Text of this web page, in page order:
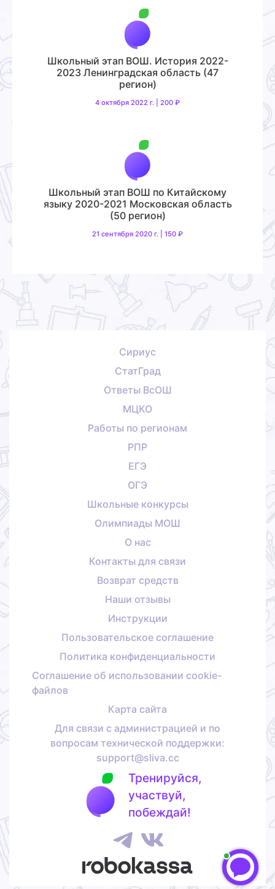
Школьный этап ВОШ. История 2022-
2023 Ленинградская область (47
регион)
4 октября 2022 г. | 200 ₽
Школьный этап ВОШ по Китайскому
языку 2020-2021 Московская область
(50 регион)
21 сентября 2020 г. | 150 ₽
Сириус
СтатГрад
Ответы ВсОШ
МЦКО
Работы по регионам
РПР
ЕГЭ
ОГЭ
Школьные конкурсы
Олимпиады МОШ
О нас
Контакты для связи
Возврат средств
Наши отзывы
Инструкции
Пользовательское соглашение
Политика конфиденциальности
Соглашение об использовании cookie-
файлов
Карта сайта
Для связи с администрацией и по
вопросам технической поддержки:
support@sliva.cc
Тренируйся,
участвуй,
побеждай!